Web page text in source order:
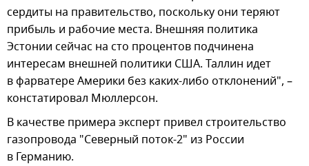
сердиты на правительство, поскольку они теряют
прибыль и рабочие места. Внешняя политика
Эстонии сейчас на сто процентов подчинена
интересам внешней политики США. Таллин идет
в фарватере Америки без каких-либо отклонений", –
констатировал Мюллерсон.
В качестве примера эксперт привел строительство
газопровода "Северный поток-2" из России
в Германию.